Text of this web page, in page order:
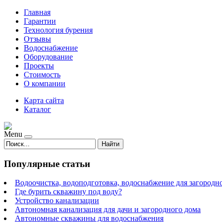
Главная
Гарантии
Технология бурения
Отзывы
Водоснабжение
Оборудование
Проекты
Стоимость
О компании
Карта сайта
Каталог
Menu
Найти
Популярные статьи
Водоочистка, водоподготовка, водоснабжение для
Где бурить скважину под воду?
Устройство канализации
Автономная канализация для дачи и загородного дома
Автономные скважины для водоснабжения